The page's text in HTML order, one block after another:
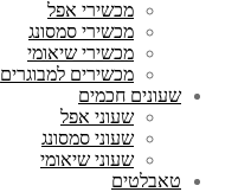
מכשירי אפל
מכשירי סמסונג
מכשירי שיאומי
מכשירים למבוגרים
שעונים חכמים
שעוני אפל
שעוני סמסונג
שעוני שיאומי
טאבלטים